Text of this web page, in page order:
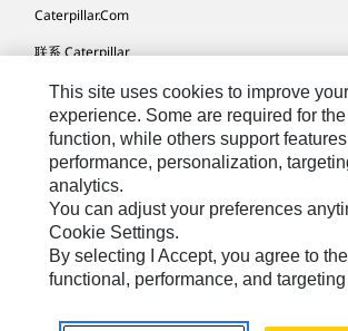
Caterpillar.com
联系 Caterpillar
我的营销首选项
站点地图
Cookie Settings
法律
隐私
This site uses cookies to improve your
experience. Some are required for
function, while others support
performance, personalization,
analytics.
You can adjust your preferences
Cookie Settings.
By selecting I Accept, you agree to
functional, performance, and